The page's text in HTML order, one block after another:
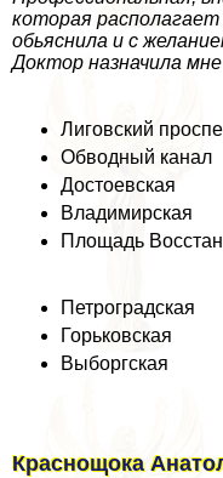
которая
обьяснила и с
Доктор назначила мне
Лиговский
Обводный канал
Достоевская
Владимирская
Площадь
Петроградская
Горьковская
Выборгская
Краснощока